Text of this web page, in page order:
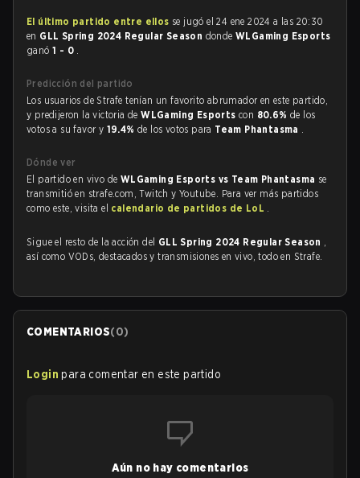
El último partido entre ellos se jugó el 24 ene 2024 a las 20:30
en GLL Spring 2024 Regular Season dondeWLGaming Esports
ganó 1 - 0 .
Predicción del partido
Los usuarios de Strafe tenían un favorito abrumador en este partido,
y predijeron la victoria deWLGaming Esportscon 80.6%de los
votos a su favor y 19.4%de los votos para Team Phantasma .
Dónde ver
El partido en vivo de WLGaming Esports vs Team Phantasma se
transmitió en strafe.com, Twitch y Youtube. Para ver más partidos
como este, visita el calendario de partidos de LoL .
Sigue el resto de la acción del GLL Spring 2024 Regular Season ,
así como VODs, destacados y transmisiones en vivo, todo en Strafe.
COMENTARIOS(0)
Login para comentar en este partido
Aún no hay comentarios